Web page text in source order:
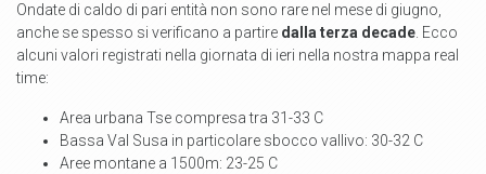
Ondate di caldo di pari entità non sono rare nel mese di giugno,
anche se spesso si verificano a partire dalla terza decade . Ecco
alcuni valori registrati nella giornata di ieri nella nostra mappa real
time:
Area urbana Tse compresa tra 31-33 C
Bassa Val Susa in particolare sbocco vallivo: 30-32 C
Aree montane a 1500m: 23-25 C